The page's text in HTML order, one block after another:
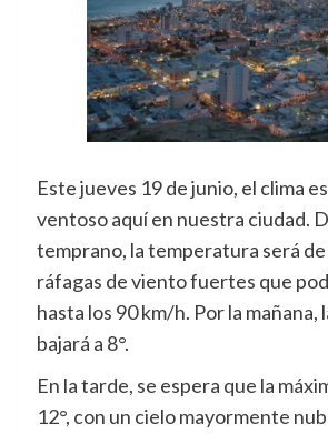
Este jueves 19 de junio, el clima
ventoso aquí en nuestra ciudad.
temprano, la temperatura será de
ráfagas de viento fuertes que
hasta los 90 km/h. Por la
bajará a 8°.
En la tarde, se espera que la
12°, con un cielo mayormente